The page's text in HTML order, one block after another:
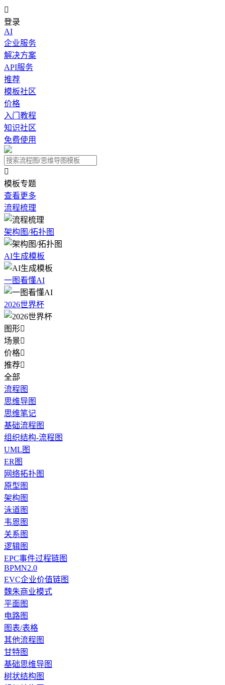

登录
AI
企业服务
解决方案
API服务
推荐
模板社区
价格
入门教程
知识社区
免费使用

模板专题
查看更多
流程梳理
架构图/拓扑图
AI生成模板
一图看懂AI
2026世界杯
图形
场景
价格
推荐
全部
流程图
思维导图
思维笔记
基础流程图
组织结构-流程图
UML图
ER图
网络拓扑图
原型图
架构图
泳道图
韦恩图
关系图
逻辑图
EPC事件过程链图
BPMN2.0
EVC企业价值链图
魏朱商业模式
平面图
电路图
图表/表格
其他流程图
甘特图
基础思维导图
树状结构图